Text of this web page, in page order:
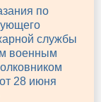
по
службы
военным
28 июня